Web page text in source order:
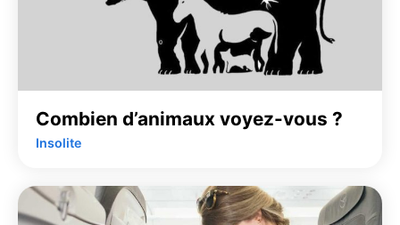
Combien d’animaux voyez-vous ?
Insolite